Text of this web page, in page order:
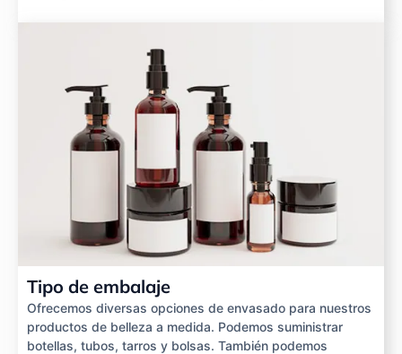
Tipo de embalaje
Ofrecemos diversas opciones de envasado para nuestros
productos de belleza a medida. Podemos suministrar
botellas, tubos, tarros y bolsas. También podemos